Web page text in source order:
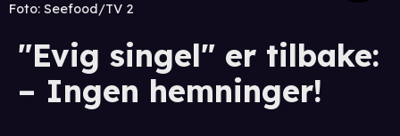
Foto: Seefood/TV 2
"Evig singel" er tilbake:
– Ingen hemninger!